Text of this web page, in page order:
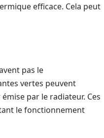
efficace. Cela peut
pas le
vertes peuvent
par le radiateur. Ces
le fonctionnement